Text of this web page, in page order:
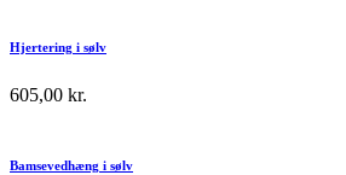
Hjertering i sølv
605,00 kr.
Bamsevedhæng i sølv